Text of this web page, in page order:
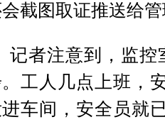
截图取证推送给
记者注意到，监控
工人几点上班，
车间，安全员就